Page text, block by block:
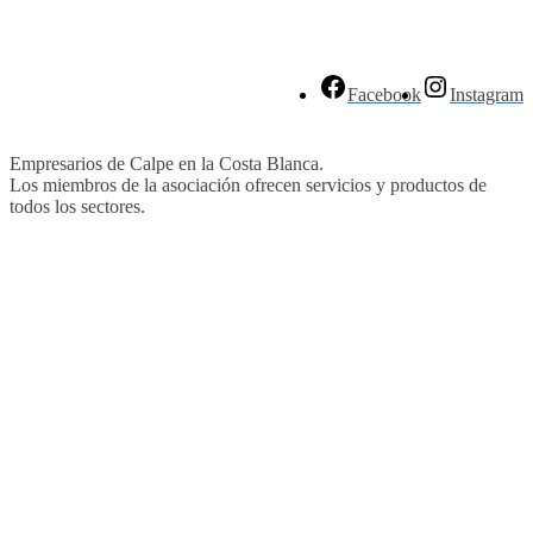
Facebook Instagram
Empresarios de Calpe en la Costa Blanca.
Los miembros de la asociación ofrecen servicios y productos de
todos los sectores.